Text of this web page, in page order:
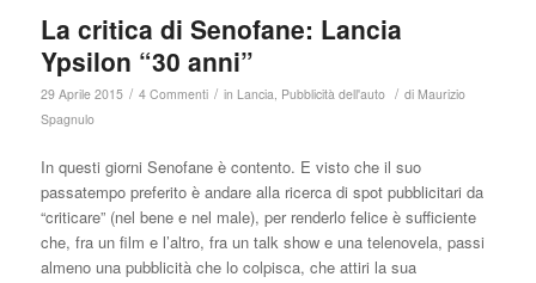
La critica di Senofane: Lancia
Ypsilon “30 anni”
29 Aprile 2015 / 4 Commenti / in Lancia, Pubblicità dell'auto / di Maurizio
Spagnulo
In questi giorni Senofane è contento. E visto che il suo
passatempo preferito è andare alla ricerca di spot pubblicitari da
“criticare” (nel bene e nel male), per renderlo felice è sufficiente
che, fra un film e l’altro, fra un talk show e una telenovela, passi
almeno una pubblicità che lo colpisca, che attiri la sua